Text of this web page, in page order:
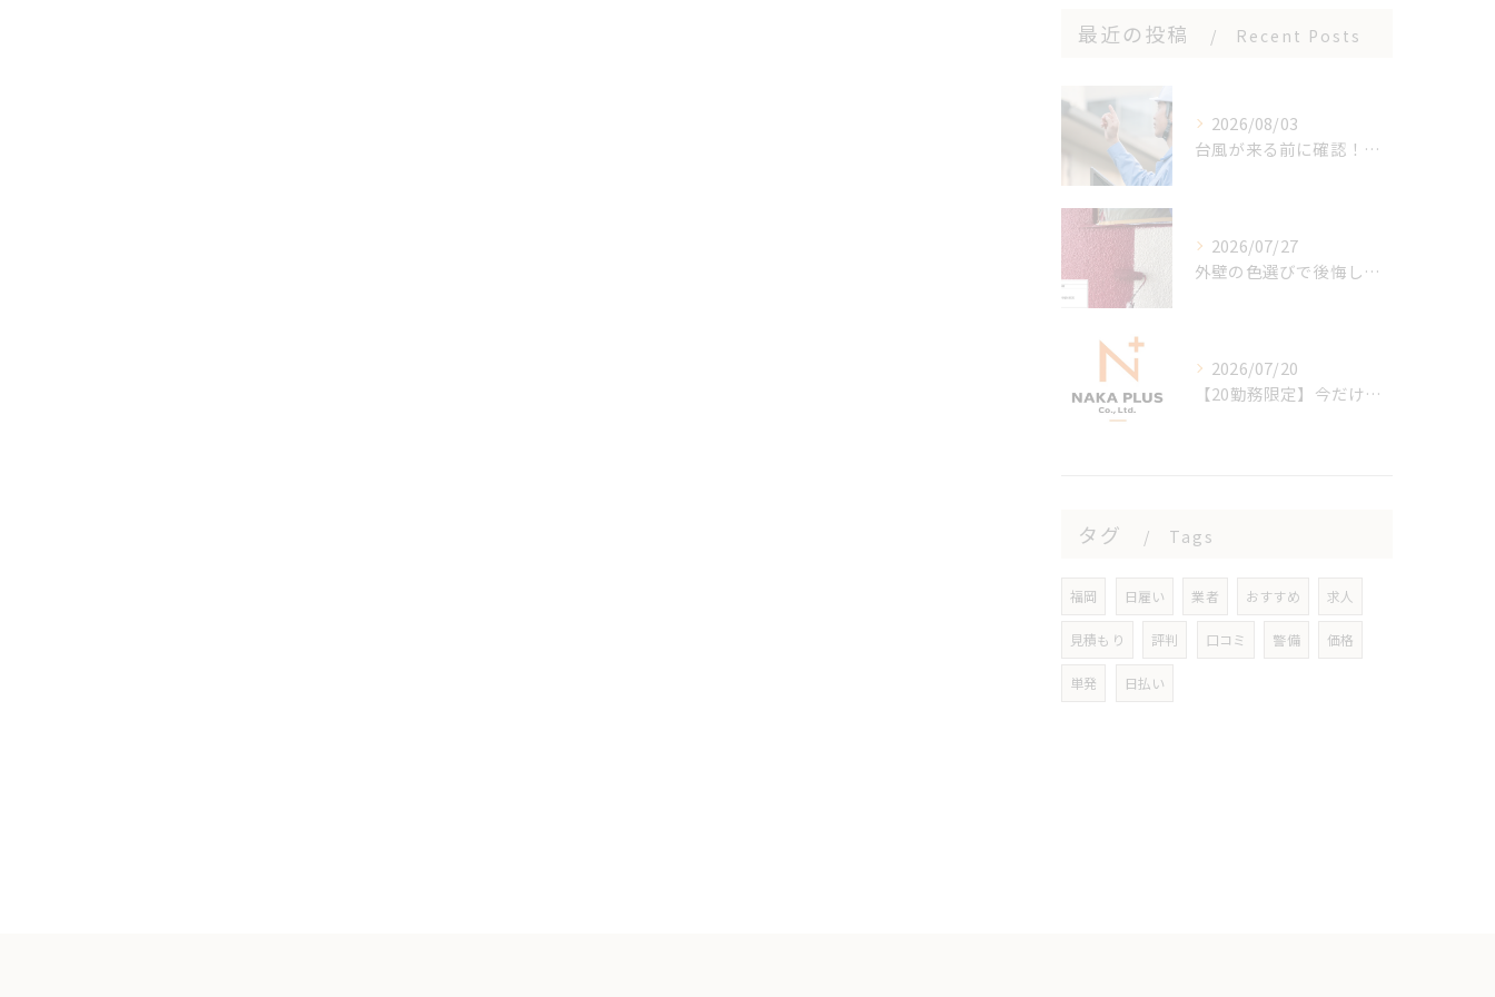
最近の投稿 Recent Posts
2026/08/03
台風が来る前に確認！住まいを守る5つのセルフチェックポイン
2026/07/27
外壁の色選びで後悔しないために！知っておきたい5つのポイント
2026/07/20
【20勤務限定】今だけ日給＋1,000円！新しいスタートを全力応!!
タグ Tags
福岡 日雇い 業者 おすすめ 求人
見積もり 評判 口コミ 警備 価格
単発 日払い